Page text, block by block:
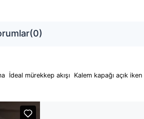
(0)
mürekkep akışı Kalem kapağı açık